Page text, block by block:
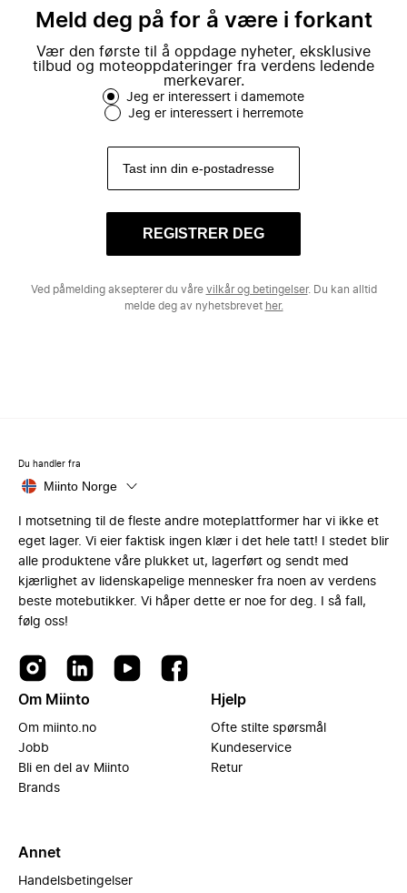
Meld deg på for å være i forkant
Vær den første til å oppdage nyheter, eksklusive
tilbud og moteoppdateringer fra verdens ledende
merkevarer.
Jeg er interessert i damemote
Jeg er interessert i herremote
REGISTRER DEG
Ved påmelding aksepterer du våre vilkår og betingelser. Du kan alltid
melde deg av nyhetsbrevet her.
Du handler fra
Miinto Norge
I motsetning til de fleste andre moteplattformer har vi ikke et
eget lager. Vi eier faktisk ingen klær i det hele tatt! I stedet blir
alle produktene våre plukket ut, lagerført og sendt med
kjærlighet av lidenskapelige mennesker fra noen av verdens
beste motebutikker. Vi håper dette er noe for deg. I så fall,
følg oss!
Om Miinto
Om miinto.no
Jobb
Bli en del av Miinto
Brands
Hjelp
Ofte stilte spørsmål
Kundeservice
Retur
Annet
Handelsbetingelser